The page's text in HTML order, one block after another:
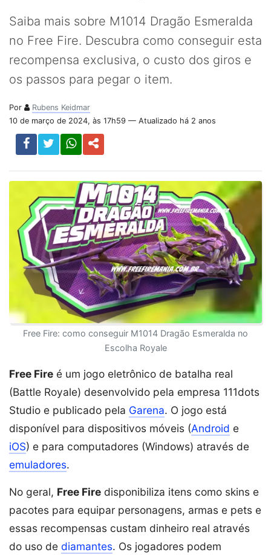
Saiba mais sobre M1014 Dragão Esmeralda
no Free Fire. Descubra como conseguir esta
recompensa exclusiva, o custo dos giros e
os passos para pegar o item.
Por
Rubens Keidmar
10 de março de 2024, às 17h59 — Atualizado há 2 anos
Free Fire: como conseguir M1014 Dragão Esmeralda no
Escolha Royale
Free Fire é um jogo eletrônico de batalha real
(Battle Royale) desenvolvido pela empresa 111dots
Studio e publicado pela Garena. O jogo está
disponível para dispositivos móveis (Android e
iOS) e para computadores (Windows) através de
emuladores.
No geral, Free Fire disponibiliza itens como skins e
pacotes para equipar personagens, armas e pets e
essas recompensas custam dinheiro real através
do uso de diamantes. Os jogadores podem